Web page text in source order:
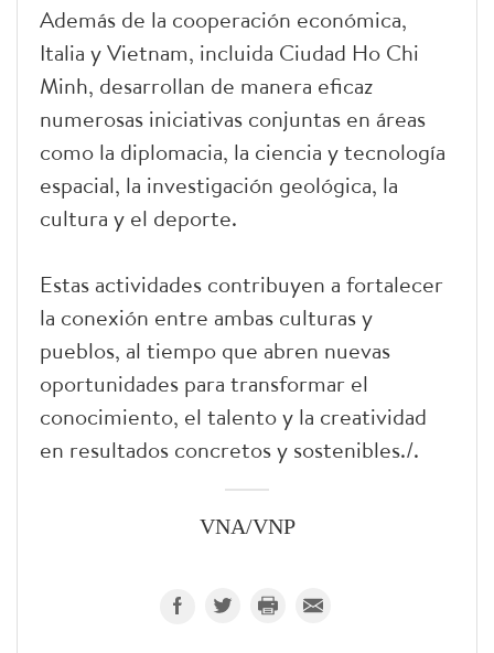
Además de la cooperación económica,
Italia y Vietnam, incluida Ciudad Ho Chi
Minh, desarrollan de manera eficaz
numerosas iniciativas conjuntas en áreas
como la diplomacia, la ciencia y tecnología
espacial, la investigación geológica, la
cultura y el deporte.
Estas actividades contribuyen a fortalecer
la conexión entre ambas culturas y
pueblos, al tiempo que abren nuevas
oportunidades para transformar el
conocimiento, el talento y la creatividad
en resultados concretos y sostenibles./.
VNA/VNP